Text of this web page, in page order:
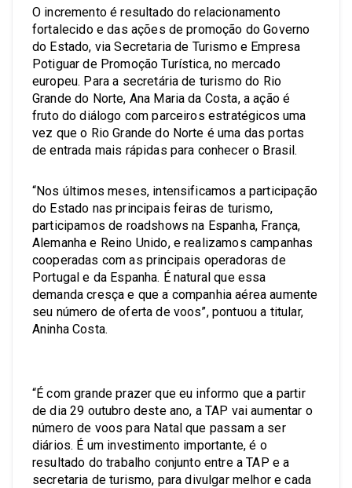
O incremento é resultado do relacionamento
fortalecido e das ações de promoção do Governo
do Estado, via Secretaria de Turismo e Empresa
Potiguar de Promoção Turística, no mercado
europeu. Para a secretária de turismo do Rio
Grande do Norte, Ana Maria da Costa, a ação é
fruto do diálogo com parceiros estratégicos uma
vez que o Rio Grande do Norte é uma das portas
de entrada mais rápidas para conhecer o Brasil.
“Nos últimos meses, intensificamos a participação
do Estado nas principais feiras de turismo,
participamos de roadshows na Espanha, França,
Alemanha e Reino Unido, e realizamos campanhas
cooperadas com as principais operadoras de
Portugal e da Espanha. É natural que essa
demanda cresça e que a companhia aérea aumente
seu número de oferta de voos”, pontuou a titular,
Aninha Costa.
“É com grande prazer que eu informo que a partir
de dia 29 outubro deste ano, a TAP vai aumentar o
número de voos para Natal que passam a ser
diários. É um investimento importante, é o
resultado do trabalho conjunto entre a TAP e a
secretaria de turismo, para divulgar melhor e cada